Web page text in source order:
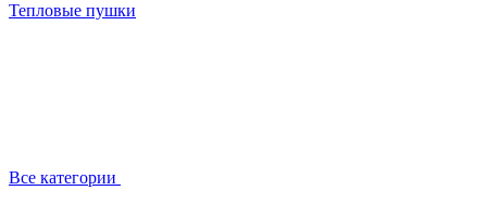
Тепловые пушки
Все категории